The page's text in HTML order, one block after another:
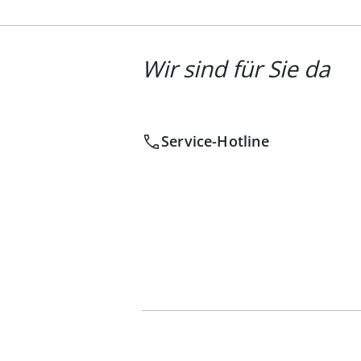
Wir sind für Sie da
Service-Hotline